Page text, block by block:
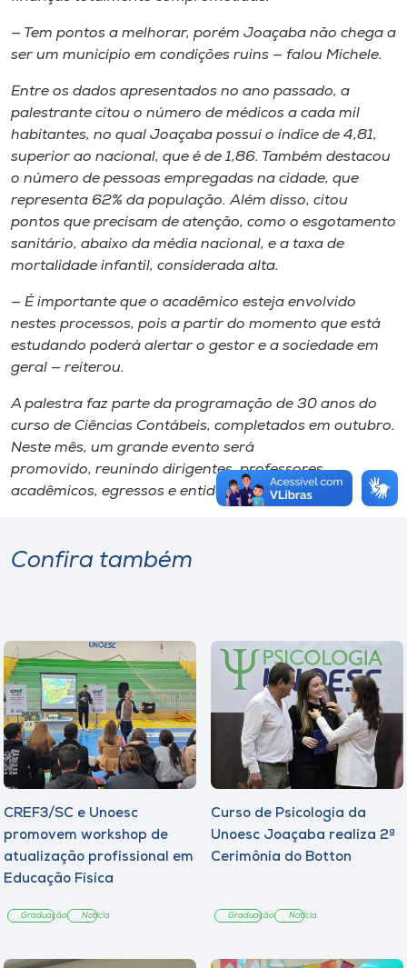
— Tem pontos a melhorar, porém Joaçaba não chega a
ser um município em condições ruins — falou Michele.
Entre os dados apresentados no ano passado, a
palestrante citou o número de médicos a cada mil
habitantes, no qual Joaçaba possuí o índice de 4,81,
superior ao nacional, que é de 1,86. Também destacou
o número de pessoas empregadas na cidade, que
representa 62% da população. Além disso, citou
pontos que precisam de atenção, como o esgotamento
sanitário, abaixo da média nacional, e a taxa de
mortalidade infantil, considerada alta.
— É importante que o acadêmico esteja envolvido
nestes processos, pois a partir do momento que está
estudando poderá alertar o gestor e a sociedade em
geral — reiterou.
A palestra faz parte da programação de 30 anos do
curso de Ciências Contábeis, completados em outubro.
Neste mês, um grande evento será
promovido, reunindo dirigentes, professores,
acadêmicos, egressos e entidades de classe.
Confira também
CREF3/SC e Unoesc
promovem workshop de
atualização profissional em
Educação Física
Graduação Notícia
Curso de Psicologia da
Unoesc Joaçaba realiza 2ª
Cerimônia do Botton
Graduação Notícia